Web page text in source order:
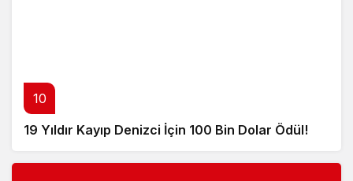
10
19 Yıldır Kayıp Denizci İçin 100 Bin Dolar Ödül!